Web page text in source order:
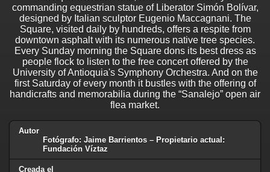
commanding equestrian statue of Liberator Simón Bolívar,
designed by Italian sculptor Eugenio Maccagnani. The
Square, visited daily by hundreds, offers a respite from
downtown asphalt with its numerous native tree species.
Every Sunday morning the Square dons its best dress as
people flock to listen to the free concert offered by the
University of Antioquia's Symphony Orchestra. And on the
first Saturday of every month it bustles with the offering of
handicrafts and memorabilia during the “Sanalejo” open air
flea market.
Autor
Fotógrafo: Jaime Barrientos – Propietario actual:
Fundación Víztaz
Creada el